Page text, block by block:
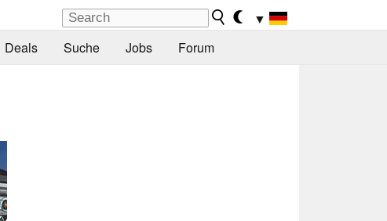
▼
Deals Suche Jobs Forum